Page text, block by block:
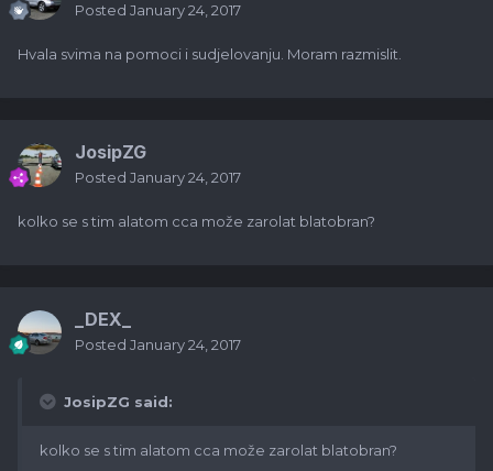
Posted January 24, 2017
Hvala svima na pomoci i sudjelovanju. Moram razmislit.
JosipZG
Posted January 24, 2017
kolko se s tim alatom cca može zarolat blatobran?
_DEX_
Posted January 24, 2017
JosipZG said:
kolko se s tim alatom cca može zarolat blatobran?